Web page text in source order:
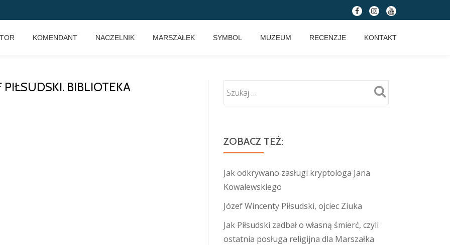
fa-
fa-
fa-
KOMENDANT NACZELNIK MARSZAŁEK SYMBOL MUZEUM RECENZJE KONTAKT
PIŁSUDSKI. BIBLIOTEKA
ZOBACZ TEŻ:
Jak odkrywano zasługi kryptologa Jana
Kowalewskiego
Józef Wincenty Piłsudski, ojciec Ziuka
Jak Piłsudski zadbał o własną śmierć, czyli
ostatnia posługa religijna dla Marszałka